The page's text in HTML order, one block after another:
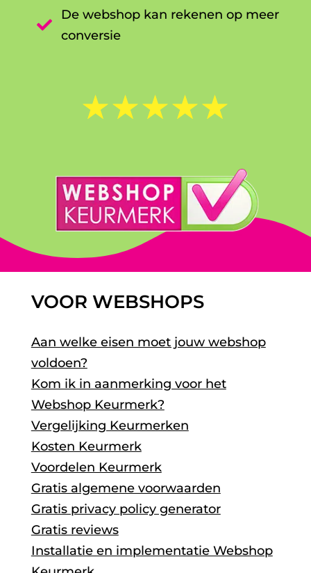

De webshop kan rekenen op meer
conversie
☆☆☆☆☆
VOOR WEBSHOPS
Aan welke eisen moet jouw webshop
voldoen?
Kom ik in aanmerking voor het
Webshop Keurmerk?
Vergelijking Keurmerken
Kosten Keurmerk
Voordelen Keurmerk
Gratis algemene voorwaarden
Gratis privacy policy generator
Gratis reviews
Installatie en implementatie Webshop